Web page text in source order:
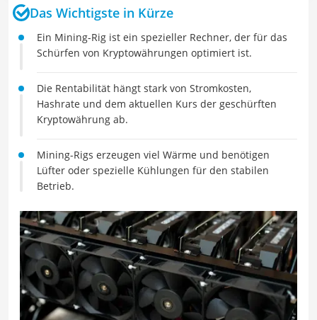
Das Wichtigste in Kürze
Ein Mining-Rig ist ein spezieller Rechner, der für das
Schürfen von Kryptowährungen optimiert ist.
Die Rentabilität hängt stark von Stromkosten,
Hashrate und dem aktuellen Kurs der geschürften
Kryptowährung ab.
Mining-Rigs erzeugen viel Wärme und benötigen
Lüfter oder spezielle Kühlungen für den stabilen
Betrieb.